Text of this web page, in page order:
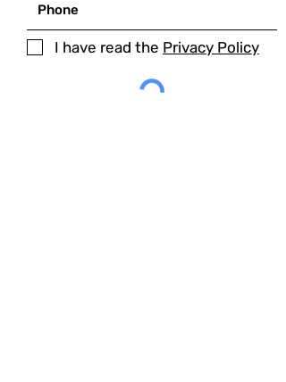
I have read the Privacy Policy